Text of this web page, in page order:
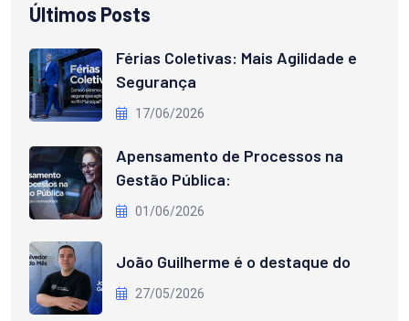
Últimos Posts
Férias Coletivas: Mais Agilidade e
Segurança
17/06/2026
Apensamento de Processos na
Gestão Pública:
01/06/2026
João Guilherme é o destaque do
27/05/2026